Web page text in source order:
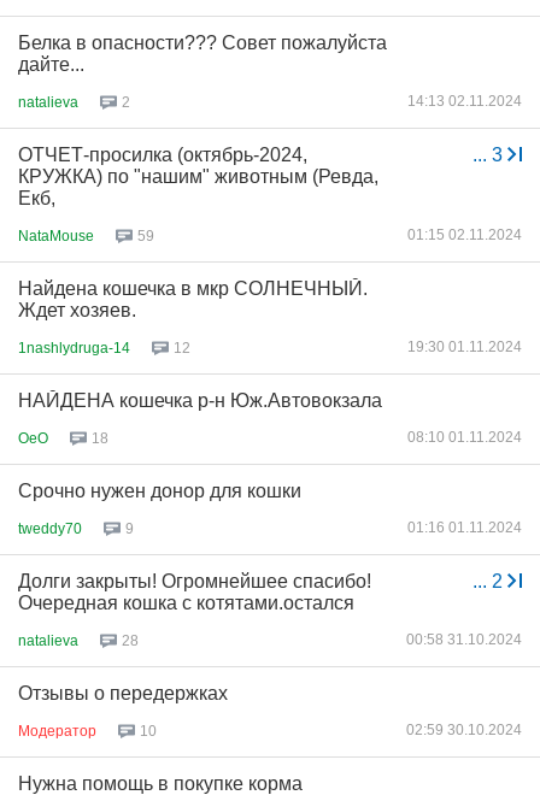
Белка в опасности??? Совет пожалуйста
дайте...
natalieva 2 14:13 02.11.2024
... 3
ОТЧЕТ-просилка (октябрь-2024,
КРУЖКА) по "нашим" животным (Ревда,
Екб,
NataMouse 59 01:15 02.11.2024
Найдена кошечка в мкр СОЛНЕЧНЫЙ.
Ждет хозяев.
1nashlydruga-14 12 19:30 01.11.2024
НАЙДЕНА кошечка р-н Юж.Автовокзала
OeO 18 08:10 01.11.2024
Срочно нужен донор для кошки
tweddy70 9 01:16 01.11.2024
... 2
Долги закрыты! Огромнейшее спасибо!
Очередная кошка с котятами.остался
natalieva 28 00:58 31.10.2024
Отзывы о передержках
Модератор 10 02:59 30.10.2024
Нужна помощь в покупке корма